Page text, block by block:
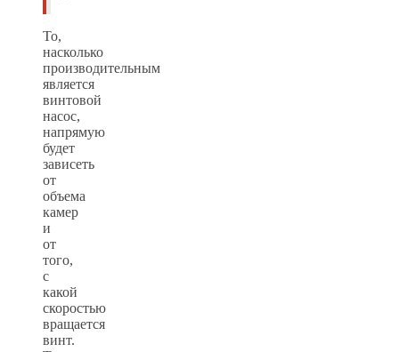
То,
насколько
производительным
является
винтовой
насос,
напрямую
будет
зависеть
от
объема
камер
и
от
того,
с
какой
скоростью
вращается
винт.